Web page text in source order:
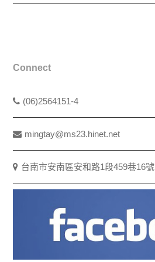
Connect
(06)2564151-4
mingtay@ms23.hinet.net
台南市安南區安和路1段459巷16號